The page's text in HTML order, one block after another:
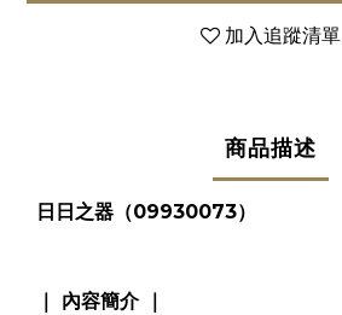
加入追蹤清單
商品描述
日日之器（09930073）
｜ 內容簡介 ｜